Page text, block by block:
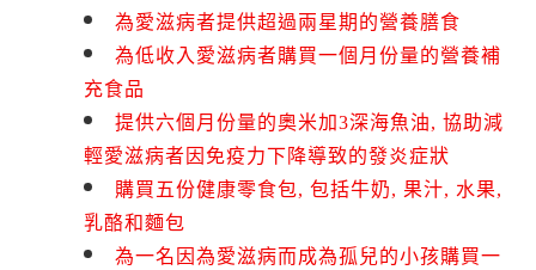
為愛滋病者提供超過兩星期的營養膳食
為低收入愛滋病者購買一個月份量的營養補
充食品
提供六個月份量的奧米加3深海魚油, 協助減
輕愛滋病者因免疫力下降導致的發炎症狀
購買五份健康零食包, 包括牛奶, 果汁, 水果,
乳酪和麵包
為一名因為愛滋病而成為孤兒的小孩購買一